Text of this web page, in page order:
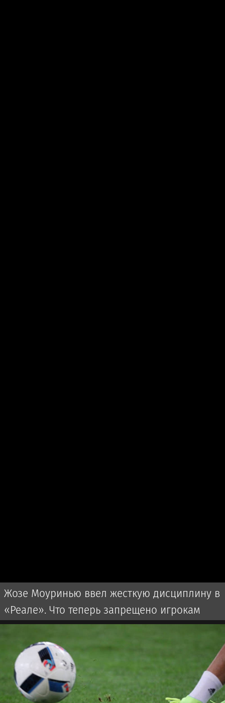
Жозе Моуринью ввел жесткую дисциплину в
«Реале». Что теперь запрещено игрокам